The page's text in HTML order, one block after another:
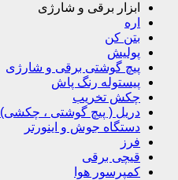
ابزار برقی و شارژی
اره
بتن کن
پولیش
پیچ گوشتی برقی و شارژی
پیستوله رنگ پاش
چکش تخریب
دریل ( پیچ گوشتی ، چکشی)
دستگاه جوش و اینورتر
فرز
قیچی برقی
کمپرسور هوا